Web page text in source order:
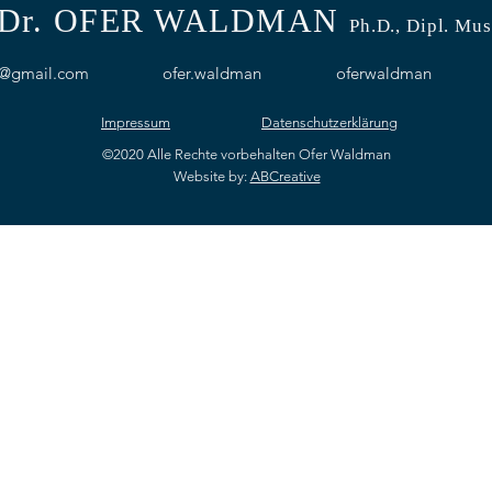
OFER WALDMANPh.D., Dipl.
ofer.waldman oferwaldman
Impressum
Datenschutzerklärung
©2020 Alle Rechte vorbehalten Ofer Waldman
Website by: ABCreative